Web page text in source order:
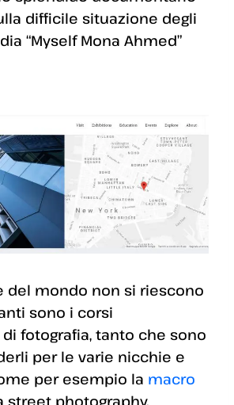
difficile situazione degli
“Myself Mona Ahmed”
del mondo non si riescono
sono i corsi
fotografia, tanto che sono
per le varie nicchie e
per esempio la macro
street photography.